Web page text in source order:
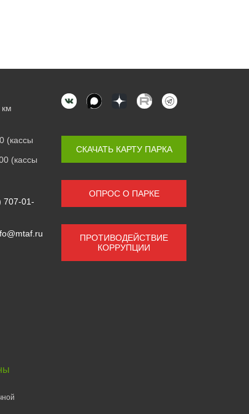
(кассы
(кассы
707-01-
СКАЧАТЬ КАРТУ ПАРКА
ОПРОС О ПАРКЕ
ПРОТИВОДЕЙСТВИЕ
КОРРУПЦИИ